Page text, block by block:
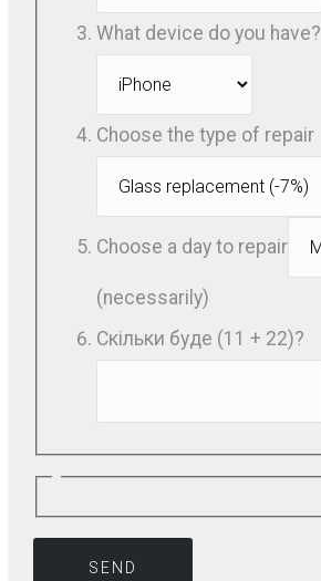
What device do you have?
Choose the type of repair
Choose a day to repair
(necessarily)
Скільки буде (11 + 22)?